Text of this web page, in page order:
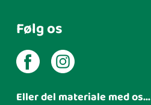
Følg os
Eller del materiale med os...